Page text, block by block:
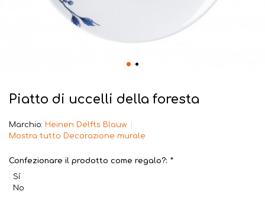
Piatto di uccelli della foresta
Marchio: Heinen Delfts Blauw
Mostra tutto Decorazione murale
Confezionare il prodotto come regalo?: *
Sí
No